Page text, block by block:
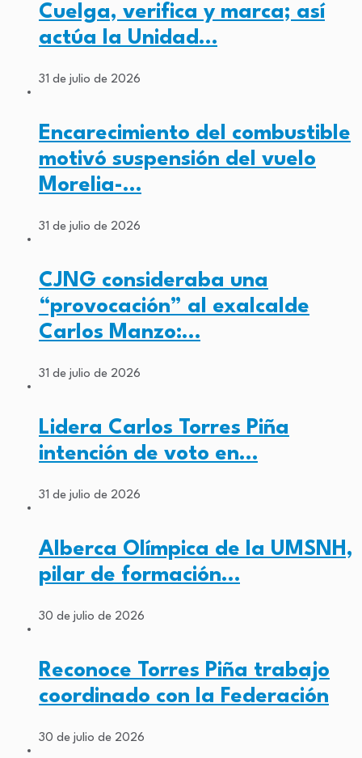
Cuelga, verifica y marca; así
actúa la Unidad…
31 de julio de 2026
Encarecimiento del combustible
motivó suspensión del vuelo
Morelia-…
31 de julio de 2026
CJNG consideraba una
“provocación” al exalcalde
Carlos Manzo:…
31 de julio de 2026
Lidera Carlos Torres Piña
intención de voto en…
31 de julio de 2026
Alberca Olímpica de la UMSNH,
pilar de formación…
30 de julio de 2026
Reconoce Torres Piña trabajo
coordinado con la Federación
30 de julio de 2026